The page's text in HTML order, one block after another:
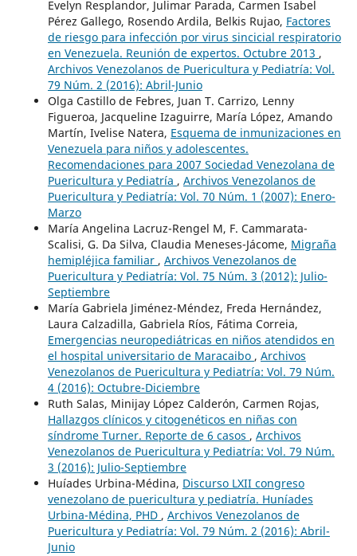
Evelyn Resplandor, Julimar Parada, Carmen Isabel
Pérez Gallego, Rosendo Ardila, Belkis Rujao, Factores
de riesgo para infección por virus sincicial respiratorio
en Venezuela. Reunión de expertos. Octubre 2013 ,
Archivos Venezolanos de Puericultura y Pediatría: Vol.
79 Núm. 2 (2016): Abril-Junio
Olga Castillo de Febres, Juan T. Carrizo, Lenny
Figueroa, Jacqueline Izaguirre, María López, Amando
Martín, Ivelise Natera, Esquema de inmunizaciones en
Venezuela para niños y adolescentes.
Recomendaciones para 2007 Sociedad Venezolana de
Puericultura y Pediatría , Archivos Venezolanos de
Puericultura y Pediatría: Vol. 70 Núm. 1 (2007): Enero-
Marzo
María Angelina Lacruz-Rengel M, F. Cammarata-
Scalisi, G. Da Silva, Claudia Meneses-Jácome, Migraña
hemipléjica familiar , Archivos Venezolanos de
Puericultura y Pediatría: Vol. 75 Núm. 3 (2012): Julio-
Septiembre
María Gabriela Jiménez-Méndez, Freda Hernández,
Laura Calzadilla, Gabriela Ríos, Fátima Correia,
Emergencias neuropediátricas en niños atendidos en
el hospital universitario de Maracaibo , Archivos
Venezolanos de Puericultura y Pediatría: Vol. 79 Núm.
4 (2016): Octubre-Diciembre
Ruth Salas, Minijay López Calderón, Carmen Rojas,
Hallazgos clínicos y citogenéticos en niñas con
síndrome Turner. Reporte de 6 casos , Archivos
Venezolanos de Puericultura y Pediatría: Vol. 79 Núm.
3 (2016): Julio-Septiembre
Huíades Urbina-Médina, Discurso LXII congreso
venezolano de puericultura y pediatría. Huníades
Urbina-Médina, PHD , Archivos Venezolanos de
Puericultura y Pediatría: Vol. 79 Núm. 2 (2016): Abril-
Junio